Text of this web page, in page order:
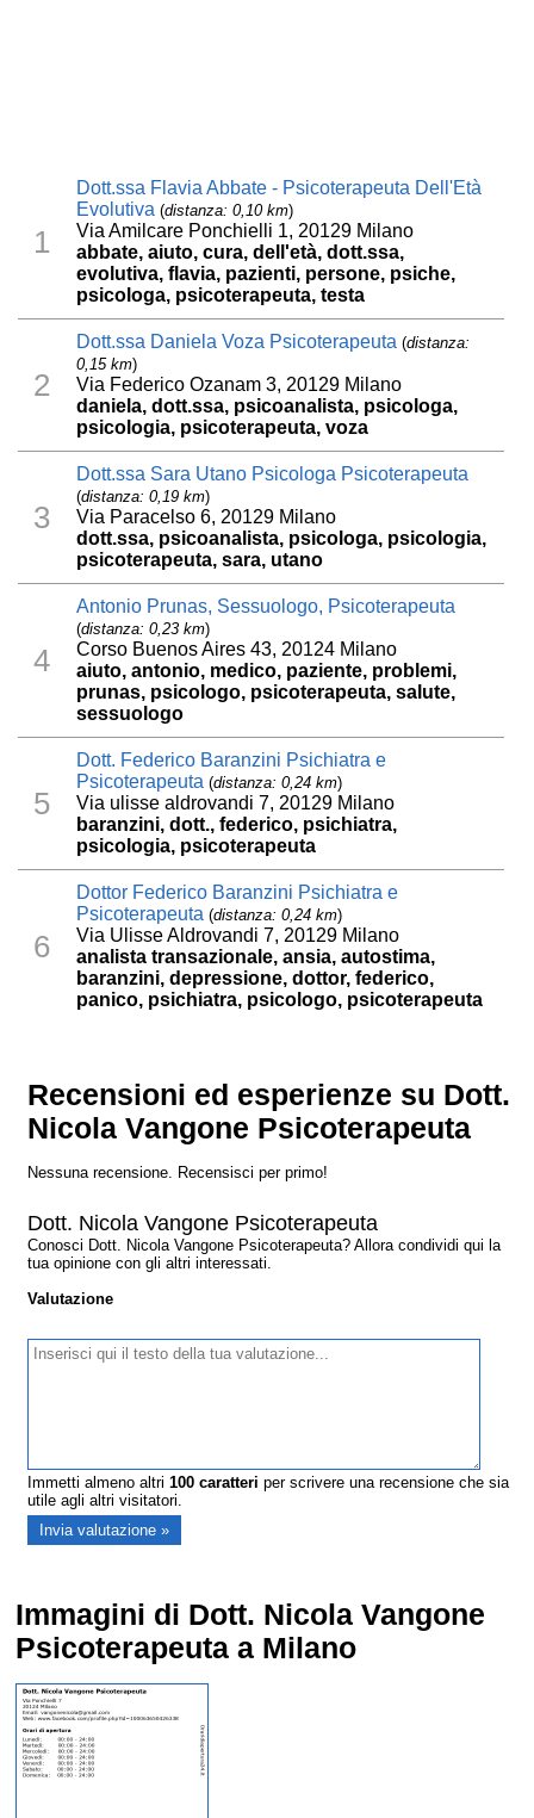
1
Dott.ssa Flavia Abbate - Psicoterapeuta Dell'Età
Evolutiva (distanza: 0,10 km)
Via Amilcare Ponchielli 1, 20129 Milano
abbate, aiuto, cura, dell'età, dott.ssa,
evolutiva, flavia, pazienti, persone, psiche,
psicologa, psicoterapeuta, testa
2
Dott.ssa Daniela Voza Psicoterapeuta (distanza:
0,15 km)
Via Federico Ozanam 3, 20129 Milano
daniela, dott.ssa, psicoanalista, psicologa,
psicologia, psicoterapeuta, voza
3
Dott.ssa Sara Utano Psicologa Psicoterapeuta
(distanza: 0,19 km)
Via Paracelso 6, 20129 Milano
dott.ssa, psicoanalista, psicologa, psicologia,
psicoterapeuta, sara, utano
4
Antonio Prunas, Sessuologo, Psicoterapeuta
(distanza: 0,23 km)
Corso Buenos Aires 43, 20124 Milano
aiuto, antonio, medico, paziente, problemi,
prunas, psicologo, psicoterapeuta, salute,
sessuologo
5
Dott. Federico Baranzini Psichiatra e
Psicoterapeuta (distanza: 0,24 km)
Via ulisse aldrovandi 7, 20129 Milano
baranzini, dott., federico, psichiatra,
psicologia, psicoterapeuta
6
Dottor Federico Baranzini Psichiatra e
Psicoterapeuta (distanza: 0,24 km)
Via Ulisse Aldrovandi 7, 20129 Milano
analista transazionale, ansia, autostima,
baranzini, depressione, dottor, federico,
panico, psichiatra, psicologo, psicoterapeuta
Recensioni ed esperienze su Dott.
Nicola Vangone Psicoterapeuta
Nessuna recensione. Recensisci per primo!
Dott. Nicola Vangone Psicoterapeuta
Conosci Dott. Nicola Vangone Psicoterapeuta? Allora condividi qui la
tua opinione con gli altri interessati.
Valutazione
Immetti almeno altri100 caratteri per scrivere una recensione che sia
utile agli altri visitatori.
Immagini di Dott. Nicola Vangone
Psicoterapeuta a Milano